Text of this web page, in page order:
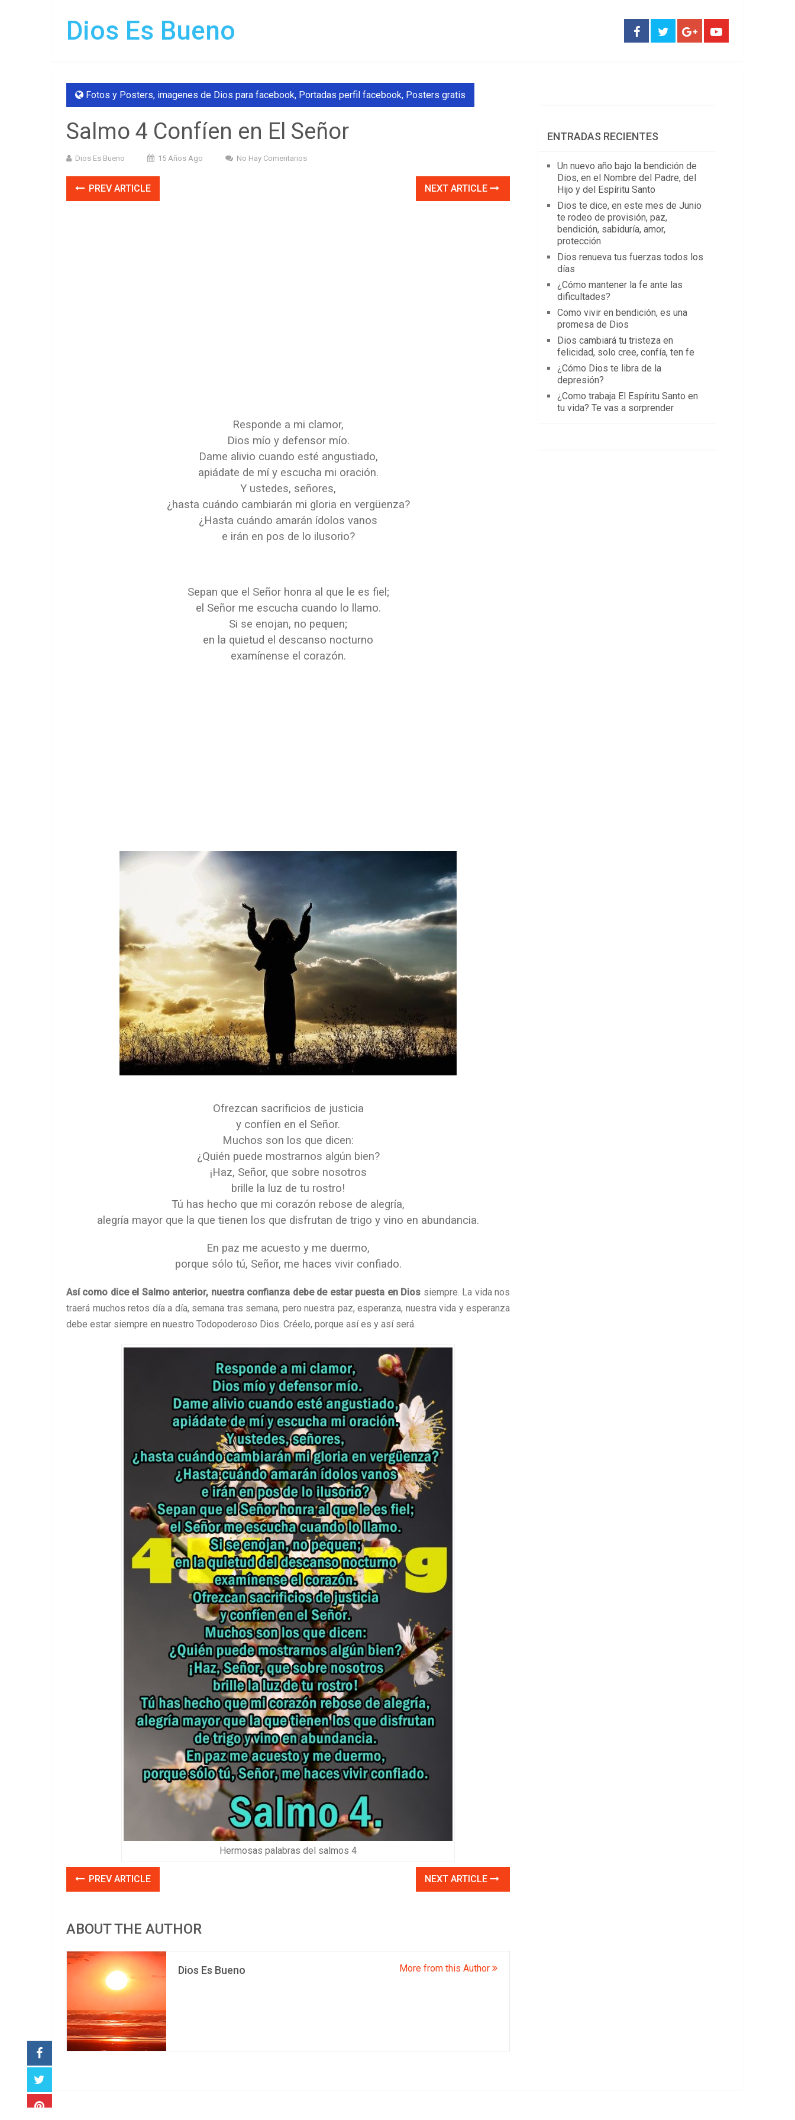
Dios Es Bueno
Fotos y Posters, imagenes de Dios para facebook, Portadas perfil facebook, Posters gratis
Salmo 4 Confíen en El Señor
Dios Es Bueno 15 Años Ago No Hay Comentarios
PREV ARTICLE NEXT ARTICLE
Responde a mi clamor,
Dios mío y defensor mío.
Dame alivio cuando esté angustiado,
apiádate de mí y escucha mi oración.
Y ustedes, señores,
¿hasta cuándo cambiarán mi gloria en vergüenza?
¿Hasta cuándo amarán ídolos vanos
e irán en pos de lo ilusorio?
Sepan que el Señor honra al que le es fiel;
el Señor me escucha cuando lo llamo.
Si se enojan, no pequen;
en la quietud el descanso nocturno
examínense el corazón.
Ofrezcan sacrificios de justicia
y confíen en el Señor.
Muchos son los que dicen:
¿Quién puede mostrarnos algún bien?
¡Haz, Señor, que sobre nosotros
brille la luz de tu rostro!
Tú has hecho que mi corazón rebose de alegría,
alegría mayor que la que tienen los que disfrutan de trigo y vino en abundancia.
En paz me acuesto y me duermo,
porque sólo tú, Señor, me haces vivir confiado.
Así como dice el Salmo anterior, nuestra confianza debe de estar puesta en Dios siempre. La vida nos
traerá muchos retos día a día, semana tras semana, pero nuestra paz, esperanza, nuestra vida y esperanza
debe estar siempre en nuestro Todopoderoso Dios. Créelo, porque así es y así será.
Hermosas palabras del salmos 4
PREV ARTICLE NEXT ARTICLE
ABOUT THE AUTHOR
Dios Es Bueno More from this Author
ENTRADAS RECIENTES
Un nuevo año bajo la bendición de
Dios, en el Nombre del Padre, del
Hijo y del Espíritu Santo
Dios te dice, en este mes de Junio
te rodeo de provisión, paz,
bendición, sabiduría, amor,
protección
Dios renueva tus fuerzas todos los
días
¿Cómo mantener la fe ante las
dificultades?
Como vivir en bendición, es una
promesa de Dios
Dios cambiará tu tristeza en
felicidad, solo cree, confía, ten fe
¿Cómo Dios te libra de la
depresión?
¿Como trabaja El Espíritu Santo en
tu vida? Te vas a sorprender